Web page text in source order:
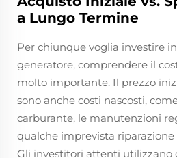
a Lungo Termine
Per chiunque voglia investire
generatore, comprendere il
molto importante. Il prezzo
sono anche costi nascosti,
carburante, le manutenzioni
qualche imprevista
Gli investitori attenti utilizzano